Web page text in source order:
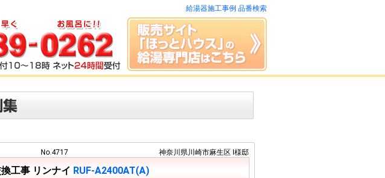
給湯器施工事例 品番検索
No.4717 神奈川県川崎市麻生区 I様邸
工事 リンナイ RUF-A2400AT(A)